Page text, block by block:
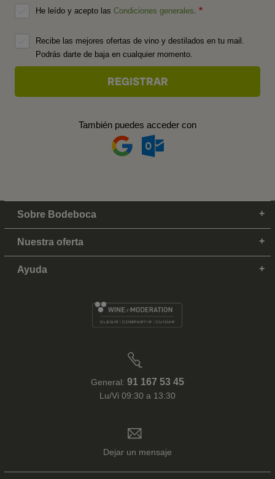
He leído y acepto las Condiciones generales
Recibe las mejores ofertas de vino y destilados en tu mail.
Podrás darte de baja en cualquier momento.
También puedes acceder con
Sobre Bodeboca
Nuestra oferta
Ayuda
General: 91 167 53 45
Lu/Vi 09:30 a 13:30
Dejar un mensaje